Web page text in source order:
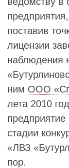
поставив
лицензии
ним ООО
лета 2010
стадии
«ЛВЗ
пор.